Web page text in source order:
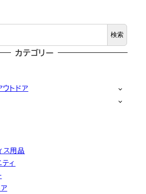
検索
カテゴリー
トドア
ス用品
ィ